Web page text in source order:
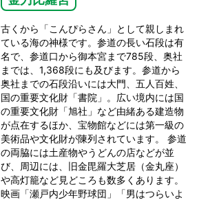
古くから「こんぴらさん」として親しまれ
ている海の神様です。参道の長い石段は有
名で、参道口から御本宮まで785段、奥社
までは、1,368段にも及びます。参道から
奥社までの石段沿いには大門、五人百姓、
国の重要文化財「書院」。広い境内には国
の重要文化財「旭社」など由緒ある建造物
が点在するほか、宝物館などには第一級の
美術品や文化財が陳列されています。 参道
の両脇には土産物やうどんの店などが並
び、周辺には、旧金毘羅大芝居（金丸座）
や高灯籠など見どころも数多くあります。
映画「瀬戸内少年野球団」「男はつらいよ